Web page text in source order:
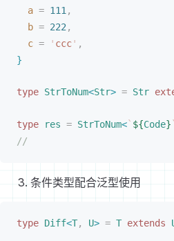
a = 111 ,
b = 222 ,
c = ' ccc' ,
}
type StrToNum<Str> = Str
type res = StrToNum<` ${Code}`
//
条件类型配合泛型使用
type Diff<T, U> = T extends